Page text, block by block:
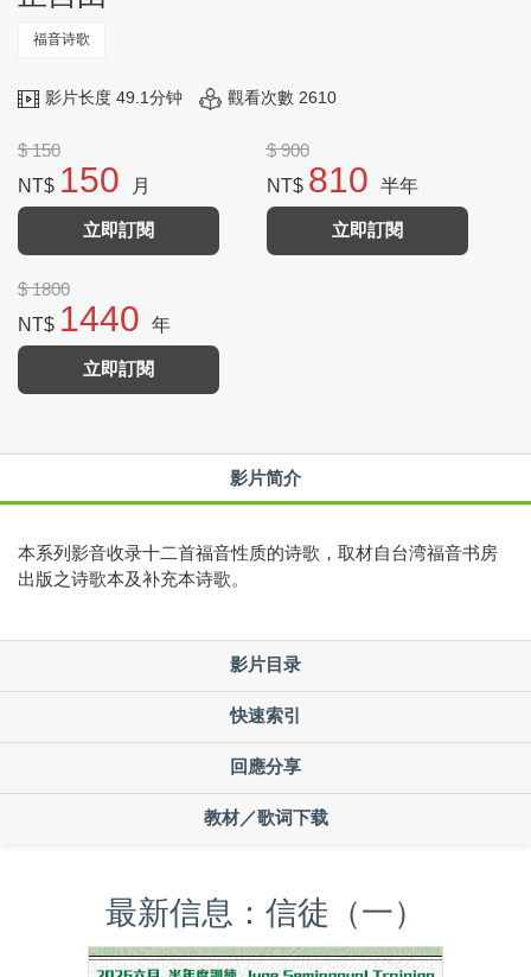
福音诗歌
影片长度 49.1分钟 觀看次數 2610
$ 150
NT$ 150 月
立即訂閱
$ 900
NT$ 810 半年
立即訂閱
$ 1800
NT$ 1440 年
立即訂閱
影片简介
本系列影音收录十二首福音性质的诗歌，取材自台湾福音书房
出版之诗歌本及补充本诗歌。
影片目录
快速索引
回應分享
教材／歌词下载
最新信息：信徒（一）